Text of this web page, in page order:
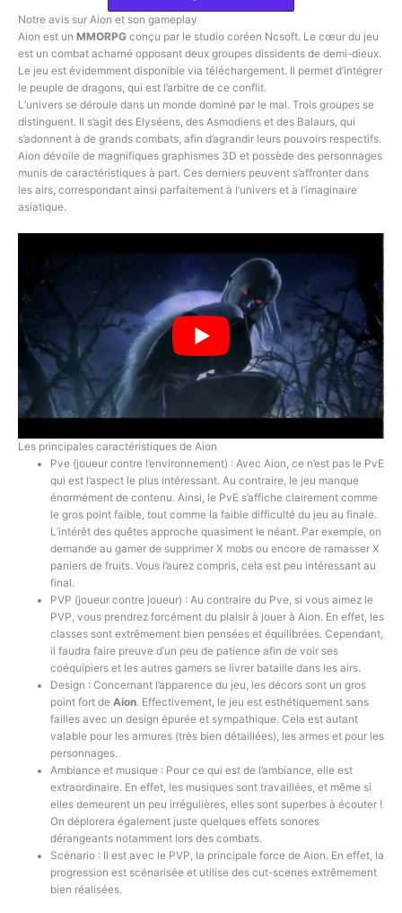
Notre avis sur Aion et son gameplay
Aion est un MMORPG conçu par le studio coréen Ncsoft. Le cœur du jeu
est un combat acharné opposant deux groupes dissidents de demi-dieux.
Le jeu est évidemment disponible via téléchargement. Il permet d’intégrer
le peuple de dragons, qui est l’arbitre de ce conflit.
L’univers se déroule dans un monde dominé par le mal. Trois groupes se
distinguent. Il s’agit des Elyséens, des Asmodiens et des Balaurs, qui
s’adonnent à de grands combats, afin d’agrandir leurs pouvoirs respectifs.
Aion dévoile de magnifiques graphismes 3D et possède des personnages
munis de caractéristiques à part. Ces derniers peuvent s’affronter dans
les airs, correspondant ainsi parfaitement à l’univers et à l’imaginaire
asiatique.
Les principales caractéristiques de Aion
Pve (joueur contre l’environnement) : Avec Aion, ce n’est pas le PvE
qui est l’aspect le plus intéressant. Au contraire, le jeu manque
énormément de contenu. Ainsi, le PvE s’affiche clairement comme
le gros point faible, tout comme la faible difficulté du jeu au finale.
L’intérêt des quêtes approche quasiment le néant. Par exemple, on
demande au gamer de supprimer X mobs ou encore de ramasser X
paniers de fruits. Vous l’aurez compris, cela est peu intéressant au
final.
PVP (joueur contre joueur) : Au contraire du Pve, si vous aimez le
PVP, vous prendrez forcément du plaisir à jouer à Aion. En effet, les
classes sont extrêmement bien pensées et équilibrées. Cependant,
il faudra faire preuve d’un peu de patience afin de voir ses
coéquipiers et les autres gamers se livrer bataille dans les airs.
Design : Concernant l’apparence du jeu, les décors sont un gros
point fort de Aion. Effectivement, le jeu est esthétiquement sans
failles avec un design épurée et sympathique. Cela est autant
valable pour les armures (très bien détaillées), les armes et pour les
personnages.
Ambiance et musique : Pour ce qui est de l’ambiance, elle est
extraordinaire. En effet, les musiques sont travaillées, et même si
elles demeurent un peu irrégulières, elles sont superbes à écouter !
On déplorera également juste quelques effets sonores
dérangeants notamment lors des combats.
Scénario : Il est avec le PVP, la principale force de Aion. En effet, la
progression est scénarisée et utilise des cut-scenes extrêmement
bien réalisées.